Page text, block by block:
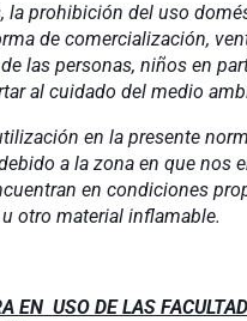
del uso
de comercialización,
las personas, niños en
al cuidado del medio
la presente norma,
a la zona en que nos
en condiciones
otro material inflamable.
EN USO DE LAS